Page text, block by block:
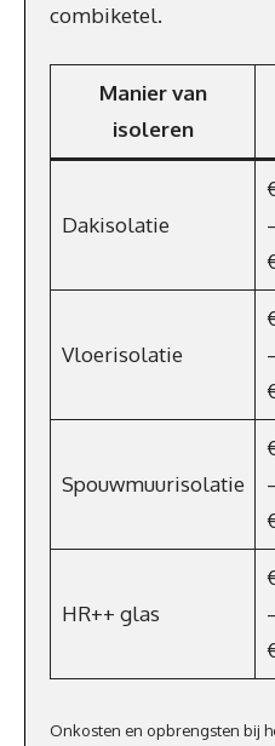
combiketel.
Manier van
isoleren
Dakisolatie
Vloerisolatie
Spouwmuurisolatie
HR++ glas
Onkosten en opbrengsten bij